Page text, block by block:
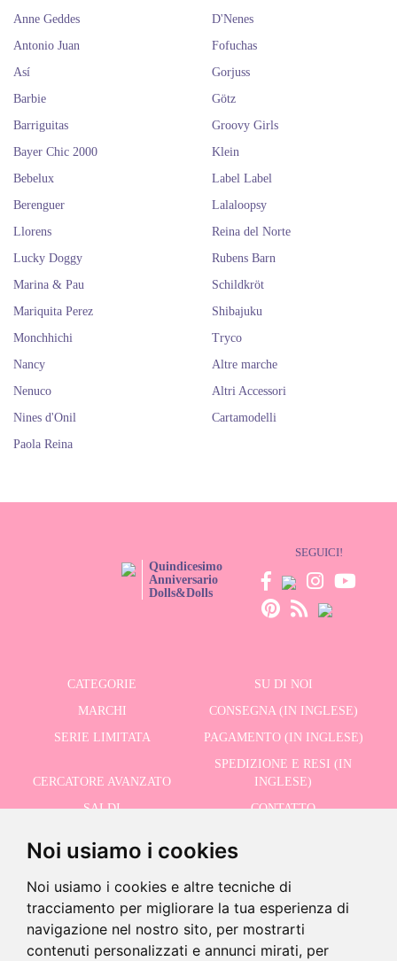
Noi usiamo i cookies
Noi usiamo i cookies e altre tecniche di
tracciamento per migliorare la tua esperienza di
navigazione nel nostro sito, per mostrarti
contenuti personalizzati e annunci mirati, per
Anne Geddes
Antonio Juan
Así
Barbie
Barriguitas
Bayer Chic 2000
Bebelux
Berenguer
D'Nenes
Fofuchas
Gorjuss
Götz
Groovy Girls
Klein
Label Label
Lalaloopsy
Llorens
Lucky Doggy
Marina & Pau
Mariquita Perez
Monchhichi
Nancy
Nenuco
Nines d'Onil
Paola Reina
Reina del Norte
Rubens Barn
Schildkröt
Shibajuku
Tryco
Altre marche
Altri Accessori
Cartamodelli
Quindicesimo
Anniversario
Dolls&Dolls
SEGUICI!
CATEGORIE
SU DI NOI
MARCHI
CONSEGNA (IN INGLESE)
SERIE LIMITATA
PAGAMENTO (IN INGLESE)
CERCATORE AVANZATO
SPEDIZIONE E RESI (IN
INGLESE)
SALDI
CONTATTO